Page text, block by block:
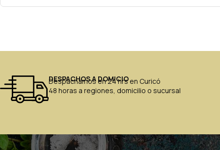
DESPACHOS A DOMICIO
Despachamos en 24 hrs en Curicó
48 horas a regiones, domicilio o sucursal